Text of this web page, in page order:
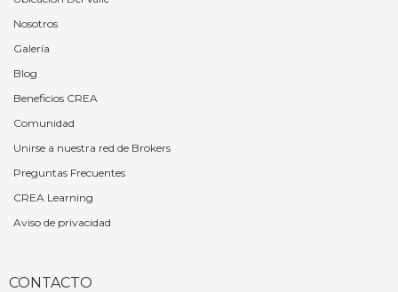
Nosotros
Galería
Blog
Beneficios CREA
Comunidad
Unirse a nuestra red de Brokers
Preguntas Frecuentes
CREA Learning
Aviso de privacidad
CONTACTO